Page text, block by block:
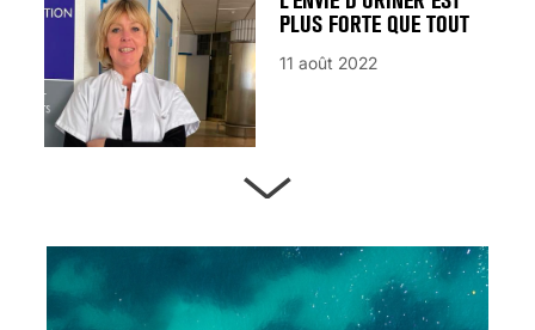
PLUS FORTE QUE TOUT
11 août 2022
13 août 2024